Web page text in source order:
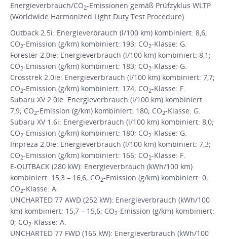
Energieverbrauch/CO2-Emissionen gemäß Prüfzyklus WLTP
(Worldwide Harmonized Light Duty Test Procedure)
Outback 2.5i: Energieverbrauch (l/100 km) kombiniert: 8,6;
CO2-Emission (g/km) kombiniert: 193; CO2-Klasse: G.
Forester 2.0ie: Energieverbrauch (l/100 km) kombiniert: 8,1;
CO2-Emission (g/km) kombiniert: 183; CO2-Klasse: G.
Crosstrek 2.0ie: Energieverbrauch (l/100 km) kombiniert: 7,7;
CO2-Emission (g/km) kombiniert: 174; CO2-Klasse: F.
Subaru XV 2.0ie: Energieverbrauch (l/100 km) kombiniert:
7,9; CO2-Emission (g/km) kombiniert: 180; CO2-Klasse: G.
Subaru XV 1.6i: Energieverbrauch (l/100 km) kombiniert: 8,0;
CO2-Emission (g/km) kombiniert: 180; CO2-Klasse: G.
Impreza 2.0ie: Energieverbrauch (l/100 km) kombiniert: 7,3;
CO2-Emission (g/km) kombiniert: 166; CO2-Klasse: F.
E-OUTBACK (280 kW): Energieverbrauch (kWh/100 km)
kombiniert: 15,3 – 16,6; CO2-Emission (g/km) kombiniert: 0;
CO2-Klasse: A.
UNCHARTED 77 AWD (252 kW): Energieverbrauch (kWh/100
km) kombiniert: 15,7 – 15,6; CO2-Emission (g/km) kombiniert:
0; CO2-Klasse: A.
UNCHARTED 77 FWD (165 kW): Energieverbrauch (kWh/100